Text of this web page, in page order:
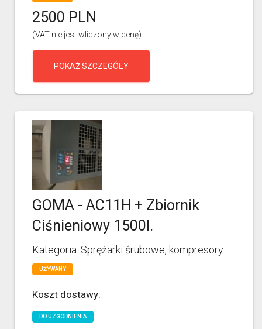
2500 PLN
(VAT nie jest wliczony w cenę)
POKAŻ SZCZEGÓŁY
GOMA - AC11H + Zbiornik
Ciśnieniowy 1500l.
Kategoria: Sprężarki śrubowe, kompresory
UŻYWANY
Koszt dostawy:
DO UZGODNIENIA